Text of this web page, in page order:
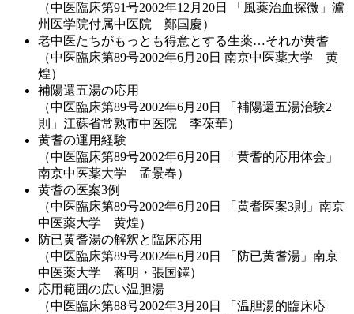
（中医臨床第91号2002年12月20日 「風薬治血探微」瀘
州医学院付属中医院 鄭国慶）
老中医たちがもっとも得意とする生薬…それが黄耆
（中医臨床第89号2002年6月20日 南京中医薬大学 黄
煌）
補陽還五湯の応用
（中医臨床第89号2002年6月20日 「補陽還五湯治験2
則」江蘇省常熟市中医院 李葆華）
黄耆の運用経験
（中医臨床第89号2002年6月20日 「黄耆的応用体会」
南京中医薬大学 孟景春）
黄耆の医案3例
（中医臨床第89号2002年6月20日 「黄耆医案3則」南京
中医薬大学 黄煌）
防已黄耆湯の解釈と臨床応用
（中医臨床第89号2002年6月20日 「防已黄耆湯」南京
中医薬大学 蒋明・張国鐸）
応用範囲の広い温胆湯
（中医臨床第88号2002年3月20日 「温胆湯的臨床応